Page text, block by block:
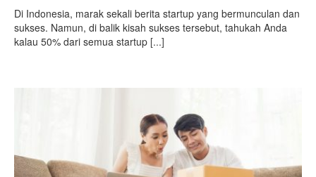
Di Indonesia, marak sekali berita startup yang bermunculan dan
sukses. Namun, di balik kisah sukses tersebut, tahukah Anda
kalau 50% dari semua startup [...]